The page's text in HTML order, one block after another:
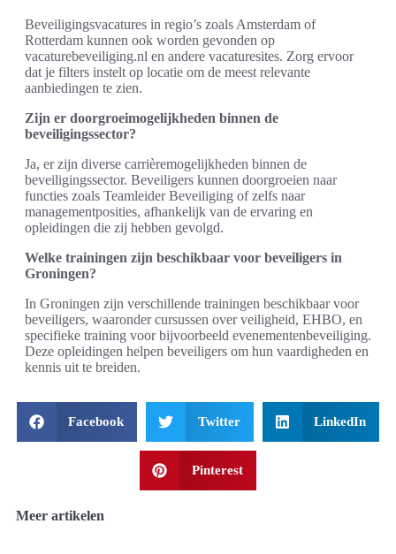
Beveiligingsvacatures in regio’s zoals Amsterdam of
Rotterdam kunnen ook worden gevonden op
vacaturebeveiliging.nl en andere vacaturesites. Zorg ervoor
dat je filters instelt op locatie om de meest relevante
aanbiedingen te zien.
Zijn er doorgroeimogelijkheden binnen de
beveiligingssector?
Ja, er zijn diverse carrièremogelijkheden binnen de
beveiligingssector. Beveiligers kunnen doorgroeien naar
functies zoals Teamleider Beveiliging of zelfs naar
managementposities, afhankelijk van de ervaring en
opleidingen die zij hebben gevolgd.
Welke trainingen zijn beschikbaar voor beveiligers in
Groningen?
In Groningen zijn verschillende trainingen beschikbaar voor
beveiligers, waaronder cursussen over veiligheid, EHBO, en
specifieke training voor bijvoorbeeld evenementenbeveiliging.
Deze opleidingen helpen beveiligers om hun vaardigheden en
kennis uit te breiden.
Facebook Twitter LinkedIn
Pinterest
Meer artikelen